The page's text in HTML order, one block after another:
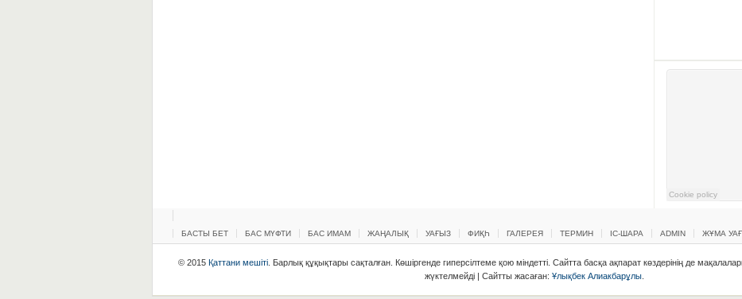
БАСТЫ БЕТ БАС МҮФТИ БАС ИМАМ ЖАҢАЛЫҚ УАҒЫЗ ФИҚҺ ГАЛЕРЕЯ ТЕРМИН ІС-ШАРА ADMIN ЖҰМА
© 2015 Қаттани мешіті. Барлық құқықтары сақталған. Көшіргенде гиперсілтеме қою міндетті. Сайтта басқа ақпарат көздерінің де
жүктелмейді | Сайтты жасаған: Ұлықбек Алиакбарұлы